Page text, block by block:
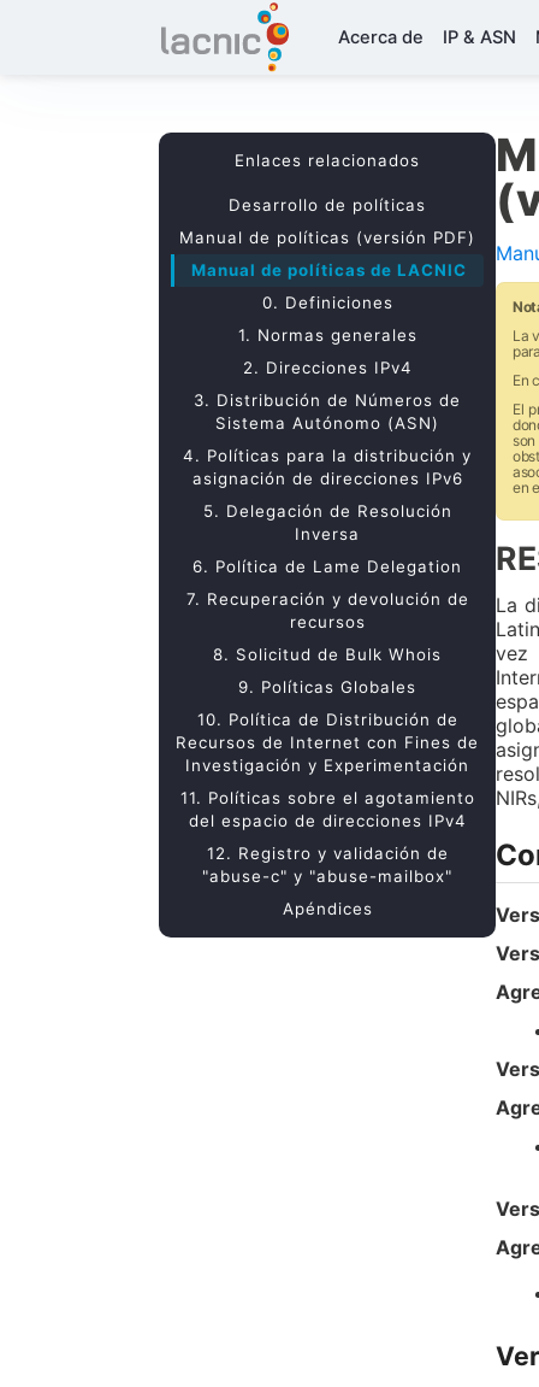
Acerca de IP & ASN
La
En
­El
en
La
vez
Enlaces relacionados
Desarrollo de políticas
Manual de políticas (versión PDF)
Manual de políticas de LACNIC
0. Definiciones
1. Normas generales
2. Direcciones IPv4
3. Distribución de Números de
Sistema Autónomo (ASN)
4. Políticas para la distribución y
asignación de direcciones IPv6
5. Delegación de Resolución
Inversa
6. Política de Lame Delegation
7. Recuperación y devolución de
recursos
8. Solicitud de Bulk Whois
9. Políticas Globales
10. Política de Distribución de
Recursos de Internet con Fines de
Investigación y Experimentación
11. Políticas sobre el agotamiento
del espacio de direcciones IPv4
12. Registro y validación de
"abuse-c" y "abuse-mailbox"
Apéndices